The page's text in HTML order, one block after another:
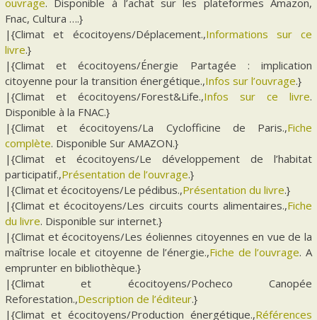
ouvrage. Disponible à l’achat sur les plateformes Amazon,
Fnac, Cultura ….}
|{Climat et écocitoyens/Déplacement.,Informations sur ce
livre.}
|{Climat et écocitoyens/Énergie Partagée : implication
citoyenne pour la transition énergétique.,Infos sur l’ouvrage.}
|{Climat et écocitoyens/Forest&Life.,Infos sur ce livre.
Disponible à la FNAC.}
|{Climat et écocitoyens/La Cyclofficine de Paris.,Fiche
complète. Disponible Sur AMAZON.}
|{Climat et écocitoyens/Le développement de l’habitat
participatif.,Présentation de l’ouvrage.}
|{Climat et écocitoyens/Le pédibus.,Présentation du livre.}
|{Climat et écocitoyens/Les circuits courts alimentaires.,Fiche
du livre. Disponible sur internet.}
|{Climat et écocitoyens/Les éoliennes citoyennes en vue de la
maîtrise locale et citoyenne de l’énergie.,Fiche de l’ouvrage. A
emprunter en bibliothèque.}
|{Climat et écocitoyens/Pocheco Canopée
Reforestation.,Description de l’éditeur.}
|{Climat et écocitoyens/Production énergétique.,Références